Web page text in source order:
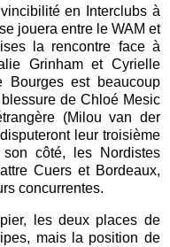
en Interclubs à
jouera entre le WAM et
la rencontre face à
Grinham et Cyrielle
Bourges est beaucoup
de Chloé Mesic
(Milou van der
leur troisième
côté, les Nordistes
Cuers et Bordeaux,
concurrentes.
les deux places de
mais la position de